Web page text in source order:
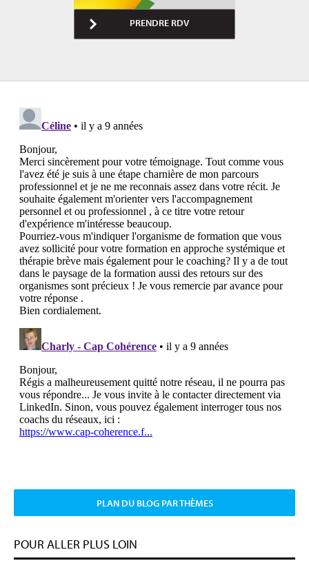
PRENDRE RDV
PLAN DU BLOG PAR THÈMES
POUR ALLER PLUS LOIN